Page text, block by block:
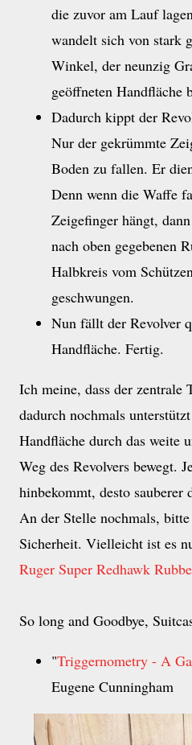
die zuvor am Lauf
wandelt sich von stark
Winkel, der neunzig
geöffneten Handfläche
Dadurch kippt der
Nur der gekrümmte
Boden zu fallen. Er
Denn wenn die Waffe
Zeigefinger hängt,
nach oben gegebenen
Halbkreis vom
geschwungen.
Nun fällt der Revolver
Handfläche. Fertig.
Ich meine, dass der zentrale
dadurch nochmals
Handfläche durch das weite
Weg des Revolvers bewegt.
hinbekommt, desto
An der Stelle nochmals,
Sicherheit. Vielleicht ist es
Ruger Super Redhawk
So long and Goodbye,
"Triggernometry - A
Eugene Cunningham